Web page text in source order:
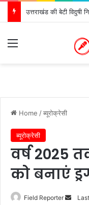
उत्तराखंड की बेटी विदुषी
Menu
Home /ब्यूरोक्रेसी
ब्यूरोक्रेसी
वर्ष 2025
को बनाएं
Field Reporter
Send